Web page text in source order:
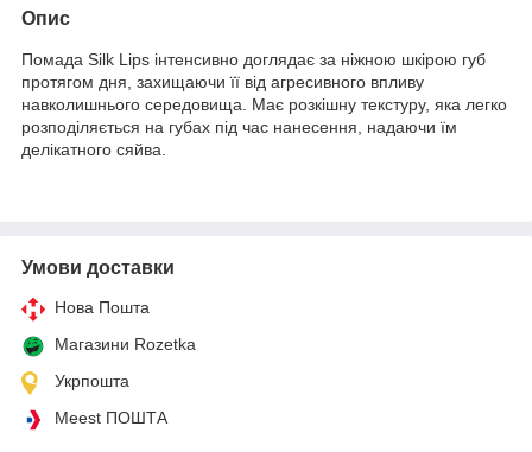
Опис
Помада Silk Lips інтенсивно доглядає за ніжною шкірою губ
протягом дня, захищаючи її від агресивного впливу
навколишнього середовища. Має розкішну текстуру, яка легко
розподіляється на губах під час нанесення, надаючи їм
делікатного сяйва.
Умови доставки
Нова Пошта
Магазини Rozetka
Укрпошта
Meest ПОШТА